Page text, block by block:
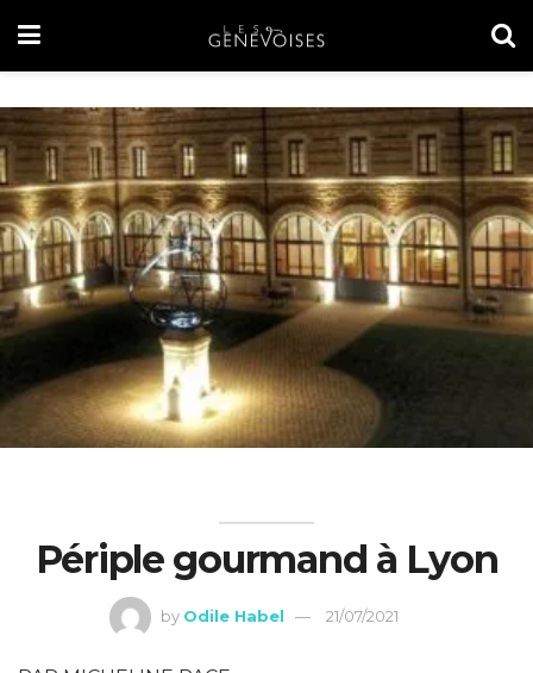
Périple gourmand à Lyon
by Odile Habel 21/07/2021